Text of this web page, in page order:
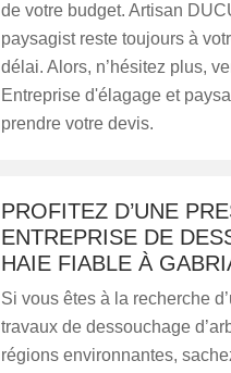
de votre budget. Artisan
paysagist reste toujours à
délai. Alors, n’hésitez plus,
Entreprise d'élagage et
prendre votre devis.
PROFITEZ D’UNE
ENTREPRISE DE
HAIE FIABLE À
Si vous êtes à la recherche
travaux de dessouchage
régions environnantes,